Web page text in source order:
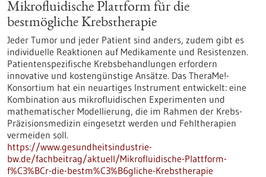
Mikrofluidische Plattform für die
bestmögliche Krebstherapie
Jeder Tumor und jeder Patient sind anders, zudem gibt es
individuelle Reaktionen auf Medikamente und Resistenzen.
Patientenspezifische Krebsbehandlungen erfordern
innovative und kostengünstige Ansätze. Das TheraMe!-
Konsortium hat ein neuartiges Instrument entwickelt: eine
Kombination aus mikrofluidischen Experimenten und
mathematischer Modellierung, die im Rahmen der Krebs-
Präzisionsmedizin eingesetzt werden und Fehltherapien
vermeiden soll.
https://www.gesundheitsindustrie-
bw.de/fachbeitrag/aktuell/Mikrofluidische-Plattform-
f%C3%BCr-die-bestm%C3%B6gliche-Krebstherapie